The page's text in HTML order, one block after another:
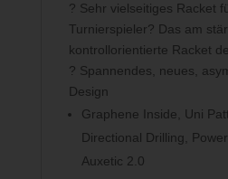
? Sehr vielseitiges Racket
Turnierspieler? Das am
kontrollorientierte Racket
? Spannendes, neues,
Design
Graphene Inside, Uni
Directional Drilling,
Auxetic 2.0